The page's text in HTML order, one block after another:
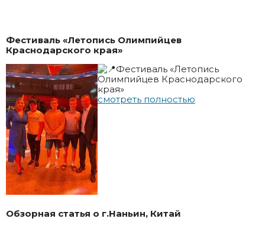
Фестиваль «Летопись Олимпийцев
Краснодарского края»
Фестиваль «Летопись
Олимпийцев Краснодарского
края»
смотреть полностью
Обзорная статья о г.Наньин, Китай